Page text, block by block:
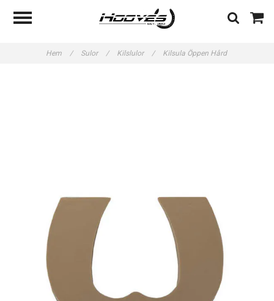
Hem / Sulor / Kilslulor / Kilsula Öppen Hård